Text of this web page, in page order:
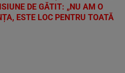
DE GĂTIT: „NU AM O
ESTE LOC PENTRU TOATĂ